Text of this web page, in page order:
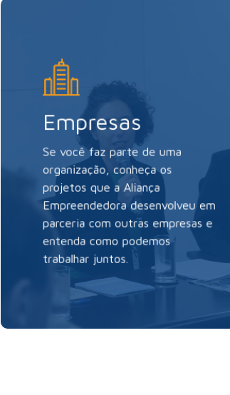
Empresas
Se você faz parte de uma
organização, conheça os
projetos que a Aliança
Empreendedora desenvolveu em
parceria com outras empresas e
entenda como podemos
trabalhar juntos.